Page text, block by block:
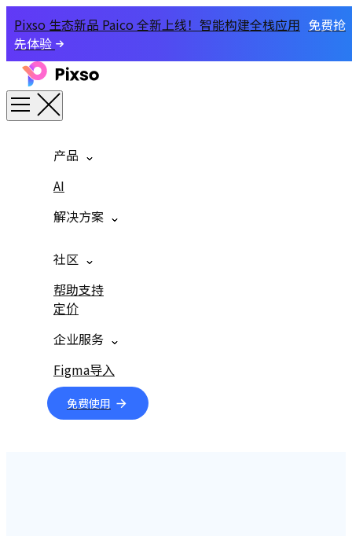
Pixso 生态新品 Paico 全新上线！智能构建全栈应用 免费抢
先体验
产品
AI
解决方案
社区
帮助支持
定价
企业服务
Figma导入
免费使用